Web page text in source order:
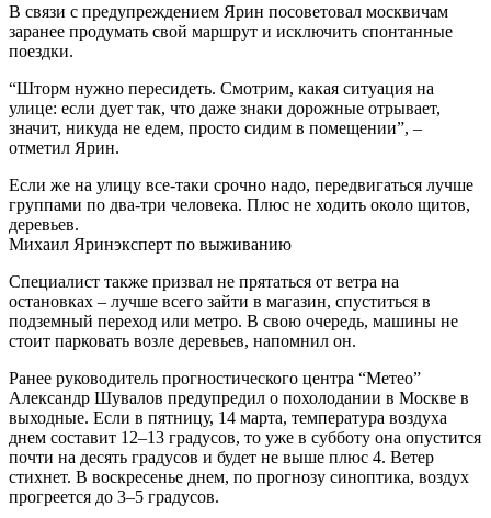
В связи с предупреждением Ярин посоветовал москвичам
заранее продумать свой маршрут и исключить спонтанные
поездки.
“Шторм нужно пересидеть. Смотрим, какая ситуация на
улице: если дует так, что даже знаки дорожные отрывает,
значит, никуда не едем, просто сидим в помещении”, –
отметил Ярин.
Если же на улицу все-таки срочно надо, передвигаться лучше
группами по два-три человека. Плюс не ходить около щитов,
деревьев.
Михаил Яринэксперт по выживанию
Специалист также призвал не прятаться от ветра на
остановках – лучше всего зайти в магазин, спуститься в
подземный переход или метро. В свою очередь, машины не
стоит парковать возле деревьев, напомнил он.
Ранее руководитель прогностического центра “Метео”
Александр Шувалов предупредил о похолодании в Москве в
выходные. Если в пятницу, 14 марта, температура воздуха
днем составит 12–13 градусов, то уже в субботу она опустится
почти на десять градусов и будет не выше плюс 4. Ветер
стихнет. В воскресенье днем, по прогнозу синоптика, воздух
прогреется до 3–5 градусов.